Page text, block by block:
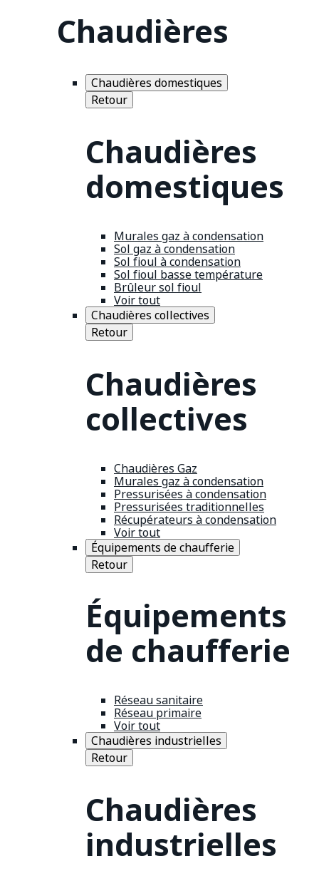
Chaudières
Chaudières domestiques
Retour
Chaudières
domestiques
Murales gaz à condensation
Sol gaz à condensation
Sol fioul à condensation
Sol fioul basse température
Brûleur sol fioul
Voir tout
Chaudières collectives
Retour
Chaudières
collectives
Chaudières Gaz
Murales gaz à condensation
Pressurisées à condensation
Pressurisées traditionnelles
Récupérateurs à condensation
Voir tout
Équipements de chaufferie
Retour
Équipements
de chaufferie
Réseau sanitaire
Réseau primaire
Voir tout
Chaudières industrielles
Retour
Chaudières
industrielles